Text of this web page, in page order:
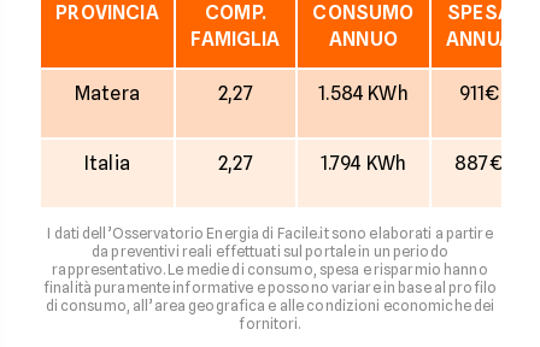
PROVINCIA
COMP.
FAMIGLIA
CONSUMO
ANNUO
SPESA
ANNUA
Matera 2,27 1.584 KWh 911€
Italia 2,27 1.794 KWh 887€
I dati dell’Osservatorio Energia di Facile.it sono elaborati a partire
da preventivi reali effettuati sul portale in un periodo
rappresentativo. Le medie di consumo, spesa e risparmio hanno
finalità puramente informative e possono variare in base al profilo
di consumo, all’area geografica e alle condizioni economiche dei
fornitori.